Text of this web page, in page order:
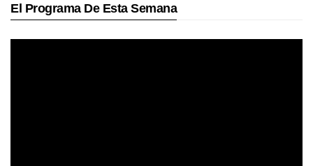
El Programa De Esta Semana